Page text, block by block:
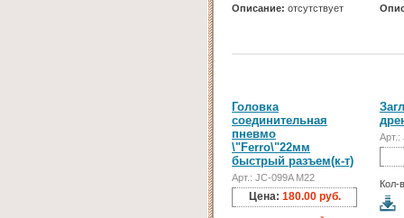
Описание: отсутствует
Головка
соединительная
пневмо
\"Ferro\"22мм
быстрый разъем(к-т)
Арт.: JC-099A M22
Цена: 180.00 руб.
Арт.:
Кол-